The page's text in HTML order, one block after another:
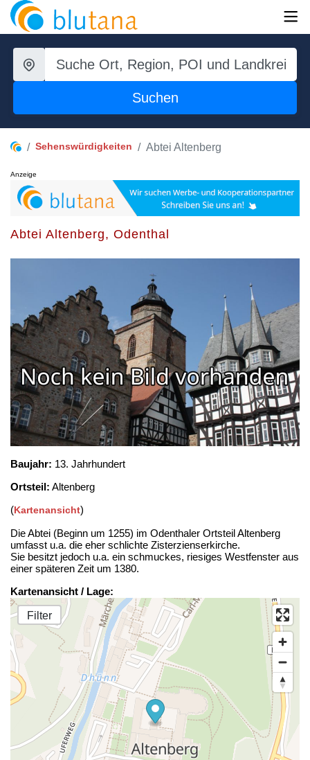
Suchen
Sehenswürdigkeiten Abtei Altenberg
Anzeige
Abtei Altenberg, Odenthal
Baujahr: 13. Jahrhundert
Ortsteil: Altenberg
(Kartenansicht)
Die Abtei (Beginn um 1255) im Odenthaler Ortsteil Altenberg
umfasst u.a. die eher schlichte Zisterzienserkirche.
Sie besitzt jedoch u.a. ein schmuckes, riesiges Westfenster aus
einer späteren Zeit um 1380.
Kartenansicht / Lage:
Filter